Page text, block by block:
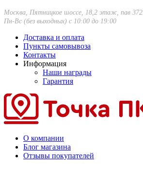
Москва, Пятницкое шоссе, 18,2 этаж, пав 372
Пн-Вс (без выходных) с 10:00 до 19:00
Доставка и оплата
Пункты самовывоза
Контакты
Информация
Наши награды
Гарантия
О компании
Блог магазина
Отзывы покупателей